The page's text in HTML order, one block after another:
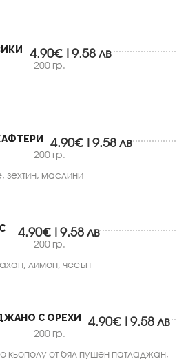
200 гр.
4.90€|9.58 лв
200 гр.
4.90€|9.58 лв
зехтин, маслини
200 гр.
4.90€|9.58 лв
лимон, чесън
С ОРЕХИ
200 гр.
4.90€|9.58 лв
кьополу от бял пушен патладжан,